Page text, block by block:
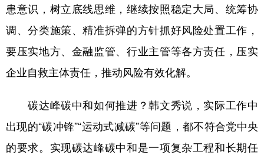
患意识，树立底线思维，继续按照稳定大局、统筹协
调、分类施策、精准拆弹的方针抓好风险处置工作，
要压实地方、金融监管、行业主管等各方责任，压实
企业自救主体责任，推动风险有效化解。
碳达峰碳中和如何推进？韩文秀说，实际工作中
出现的“碳冲锋”“运动式减碳”等问题，都不符合党中央
的要求。实现碳达峰碳中和是一项复杂工程和长期任